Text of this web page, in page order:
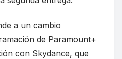
a un cambio
de Paramount+
con Skydance, que